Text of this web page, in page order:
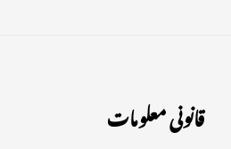
قانونی معلومات